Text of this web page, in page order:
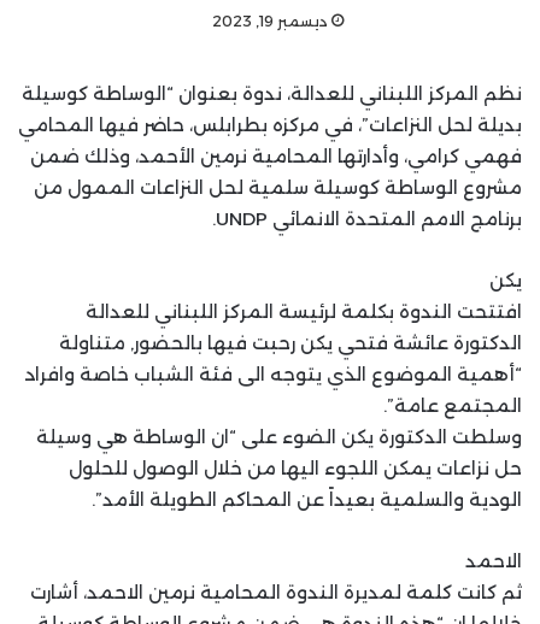
ديسمبر 19, 2023
نظم المركز اللبناني للعدالة، ندوة بعنوان “الوساطة كوسيلة
بديلة لحل النزاعات”، في مركزه بطرابلس، حاضر فيها المحامي
فهمي كرامي، وأدارتها المحامية نرمين الأحمد، وذلك ضمن
مشروع الوساطة كوسيلة سلمية لحل النزاعات الممول من
برنامج الامم المتحدة الانمائي UNDP.
يكن
افتتحت الندوة بكلمة لرئيسة المركز اللبناني للعدالة
الدكتورة عائشة فتحي يكن رحبت فيها بالحضور, متناولة
“أهمية الموضوع الذي يتوجه الى فئة الشباب خاصة وافراد
المجتمع عامة”.
وسلطت الدكتورة يكن الضوء على “ان الوساطة هي وسيلة
حل نزاعات يمكن اللجوء اليها من خلال الوصول للحلول
الودية والسلمية بعيداً عن المحاكم الطويلة الأمد”.
الاحمد
ثم كانت كلمة لمديرة الندوة المحامية نرمين الاحمد، أشارت